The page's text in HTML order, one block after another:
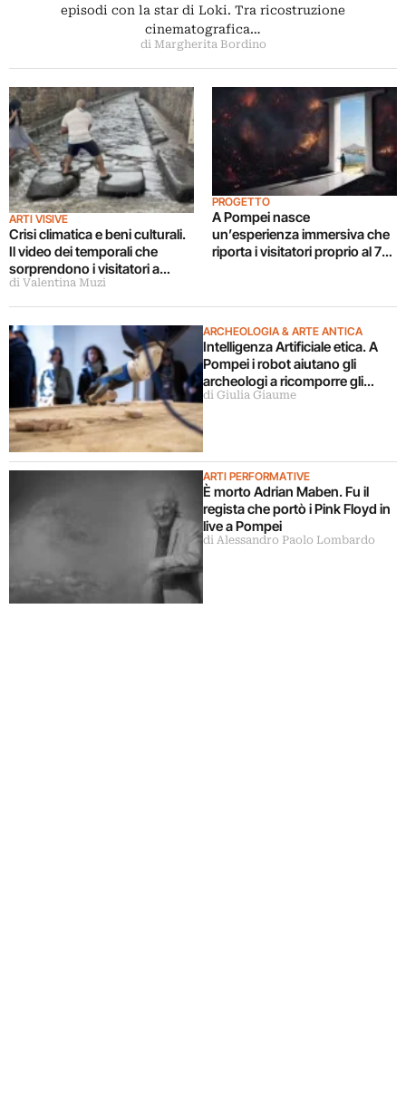
episodi con la star di Loki. Tra ricostruzione
cinematografica…
di Margherita Bordino
ARTI VISIVE
Crisi climatica e beni culturali.
Il video dei temporali che
sorprendono i visitatori a
Pompei: fortuna che ci sono le
antiche strisce pedonali
di Valentina Muzi
PROGETTO
A Pompei nasce
un’esperienza immersiva che
riporta i visitatori proprio al 79
ARCHEOLOGIA & ARTE ANTICA
Intelligenza Artificiale etica. A
Pompei i robot aiutano gli
archeologi a ricomporre gli
affreschi
di Giulia Giaume
ARTI PERFORMATIVE
È morto Adrian Maben. Fu il
regista che portò i Pink Floyd in
live a Pompei
di Alessandro Paolo Lombardo